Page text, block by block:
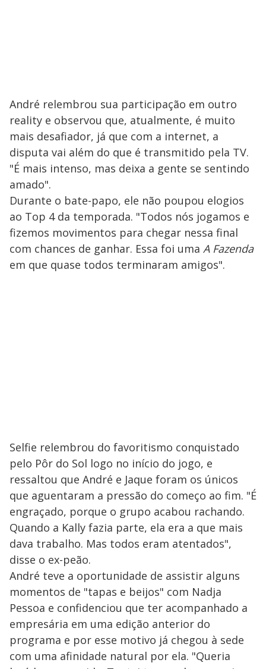
André relembrou sua participação em outro
reality e observou que, atualmente, é muito
mais desafiador, já que com a internet, a
disputa vai além do que é transmitido pela TV.
"É mais intenso, mas deixa a gente se sentindo
amado".
Durante o bate-papo, ele não poupou elogios
ao Top 4 da temporada. "Todos nós jogamos e
fizemos movimentos para chegar nessa final
com chances de ganhar. Essa foi uma A Fazenda
em que quase todos terminaram amigos".
Selfie relembrou do favoritismo conquistado
pelo Pôr do Sol logo no início do jogo, e
ressaltou que André e Jaque foram os únicos
que aguentaram a pressão do começo ao fim. "É
engraçado, porque o grupo acabou rachando.
Quando a Kally fazia parte, ela era a que mais
dava trabalho. Mas todos eram atentados",
disse o ex-peão.
André teve a oportunidade de assistir alguns
momentos de "tapas e beijos" com Nadja
Pessoa e confidenciou que ter acompanhado a
empresária em uma edição anterior do
programa e por esse motivo já chegou à sede
com uma afinidade natural por ela. "Queria